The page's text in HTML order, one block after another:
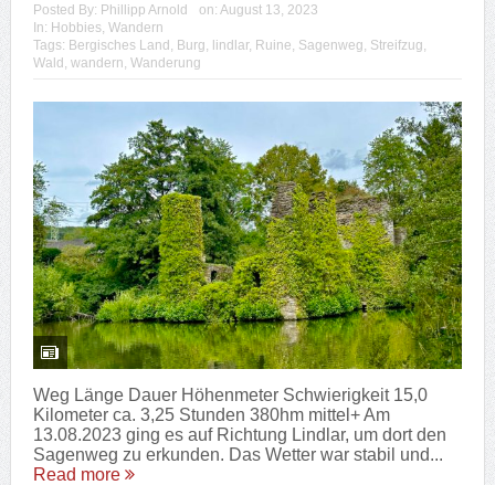
Posted By: Phillipp Arnold on: August 13, 2023
In: Hobbies, Wandern
Tags: Bergisches Land Burg lindlar, Ruine Sagenweg Streifzug
Wald wandern Wanderung
Weg Länge Dauer Höhenmeter Schwierigkeit 15,0
Kilometer ca. 3,25 Stunden 380hm mittel+ Am
13.08.2023 ging es auf Richtung Lindlar, um dort den
Sagenweg zu erkunden. Das Wetter war stabil und...
Read more